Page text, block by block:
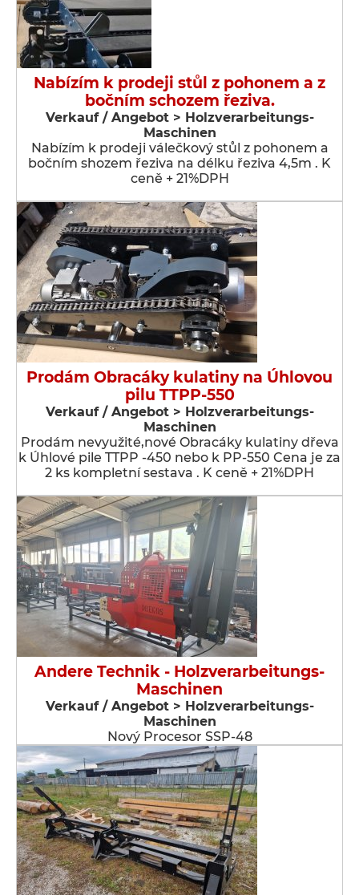
Nabízím k prodeji stůl z pohonem a z
bočním schozem řeziva.
Verkauf / Angebot > Holzverarbeitungs-
Maschinen
Nabízím k prodeji válečkový stůl z pohonem a
bočním shozem řeziva na délku řeziva 4,5m . K
ceně + 21%DPH
Prodám Obracáky kulatiny na Úhlovou
pilu TTPP-550
Verkauf / Angebot > Holzverarbeitungs-
Maschinen
Prodám nevyužité,nové Obracáky kulatiny dřeva
k Úhlové pile TTPP -450 nebo k PP-550 Cena je za
2 ks kompletní sestava . K ceně + 21%DPH
Andere Technik - Holzverarbeitungs-
Maschinen
Verkauf / Angebot > Holzverarbeitungs-
Maschinen
Nový Procesor SSP-48